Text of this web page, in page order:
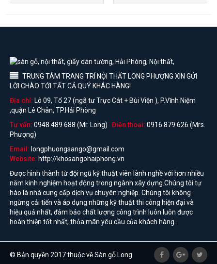
TRUNG TÂM TRANG TRÍ NỘI THẤT LONG PHƯỢNG XIN GỬI
LỜI CHÀO TỚI TẤT CẢ QUÝ KHÁC HÀNG!
Địa chỉ: Lô 09, Tổ 27 (ngã tư Trực Cát + Bùi Viện ), P.Vĩnh Niệm
,quận Lê Chân, TP.Hải Phòng
Tư vấn: 0948 489 688 (Mr. Long) Điện thoại: 0916 879 626 (Mrs.
Phượng)
Email: longphuongsango@gmail.com
Website: http://khosangohaiphong.vn
Được hình thành từ đội ngũ kỹ thuật viên lành nghề với hơn nhiều
năm kinh nghiệm hoạt động trong ngành xây dựng.Chúng tôi tự
hào là nhà cung cấp dịch vụ chuyên nghiệp. Chúng tôi không
ngừng cải tiến và áp dụng những kỹ thuật thi công hiện đại và
hiệu quả nhất, đảm bảo chất lượng công trình luôn luôn được
hoàn thiện tốt nhất, thỏa mãn yêu cầu của khách hàng...
© Bản quyền 2017 thuộc về Sàn gỗ Long